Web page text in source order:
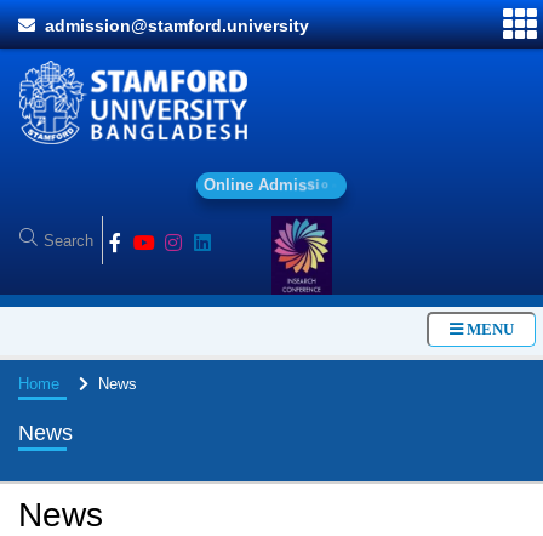
admission@stamford.university
Onl ine Ad missio
MENU
Home News
News
News